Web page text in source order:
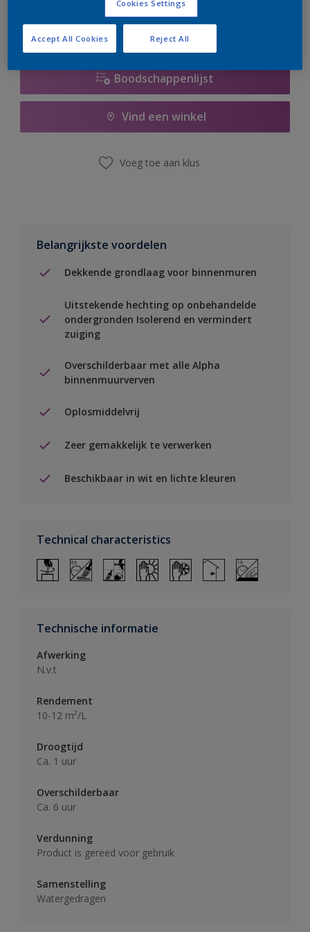
Boodschappenlijst
Vind een winkel
Voeg toe aan klus
Belangrijkste voordelen
Dekkende grondlaag voor binnenmuren
Uitstekende hechting op onbehandelde
ondergronden Isolerend en vermindert
zuiging
Overschilderbaar met alle Alpha
binnenmuurverven
Oplosmiddelvrij
Zeer gemakkelijk te verwerken
Beschikbaar in wit en lichte kleuren
Technical characteristics
Technische informatie
Afwerking
N.v.t
Rendement
10-12 m²/L
Droogtijd
Ca. 1 uur
Overschilderbaar
Ca. 6 uur
Verdunning
Product is gereed voor gebruik
Samenstelling
Watergedragen
Cookies Settings
Reject All
Accept All Cookies